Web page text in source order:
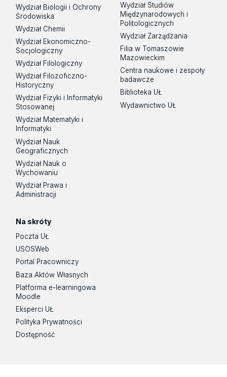
Wydział Biologii i Ochrony
Środowiska
Wydział Chemii
Wydział Ekonomiczno-
Socjologiczny
Wydział Filologiczny
Wydział Filozoficzno-
Historyczny
Wydział Fizyki i Informatyki
Stosowanej
Wydział Matematyki i
Informatyki
Wydział Nauk
Geograficznych
Wydział Nauk o
Wychowaniu
Wydział Prawa i
Administracji
Wydział Studiów
Międzynarodowych i
Politologicznych
Wydział Zarządzania
Filia w Tomaszowie
Mazowieckim
Centra naukowe i zespoły
badawcze
Biblioteka UŁ
Wydawnictwo UŁ
Na skróty
Poczta UŁ
USOSWeb
Portal Pracowniczy
Baza Aktów Własnych
Platforma e-learningowa
Moodle
Eksperci UŁ
Polityka Prywatności
Dostępność